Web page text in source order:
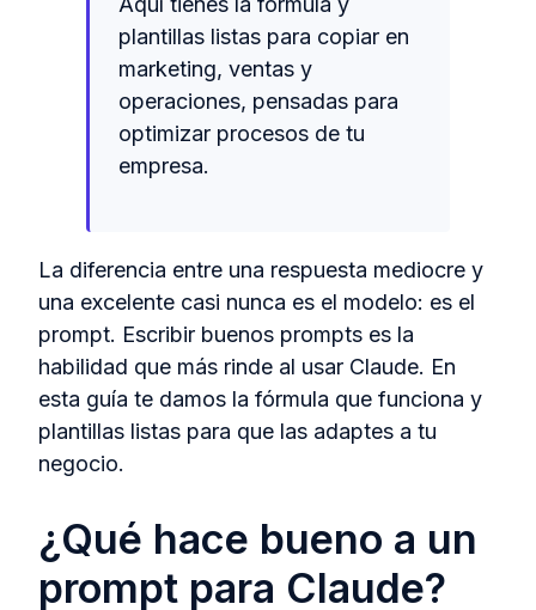
plantillas listas para copiar en
marketing, ventas y
operaciones, pensadas para
optimizar procesos de tu
empresa.
La diferencia entre una respuesta mediocre y
una excelente casi nunca es el modelo: es el
prompt. Escribir buenos prompts es la
habilidad que más rinde al usar Claude. En
esta guía te damos la fórmula que funciona y
plantillas listas para que las adaptes a tu
negocio.
¿Qué hace bueno a un
prompt para Claude?